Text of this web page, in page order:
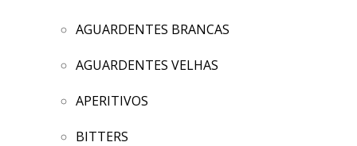
AGUARDENTES BRANCAS
AGUARDENTES VELHAS
APERITIVOS
BITTERS